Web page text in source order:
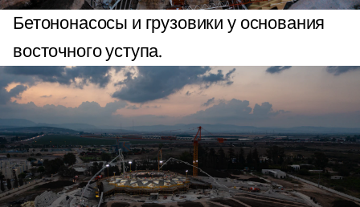
Бетононасосы и грузовики у основания
восточного уступа.